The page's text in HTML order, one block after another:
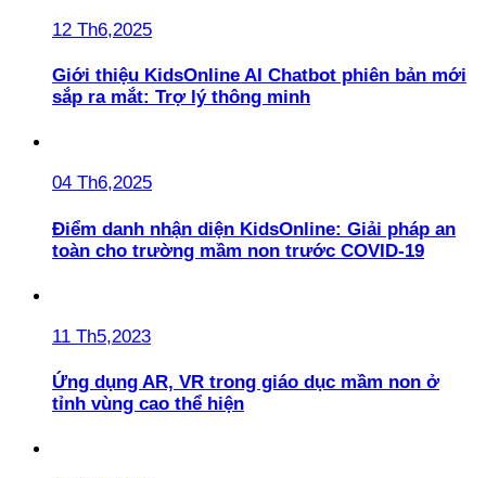
12 Th6,2025
Giới thiệu KidsOnline AI Chatbot phiên bản mới
sắp ra mắt: Trợ lý thông minh
04 Th6,2025
Điểm danh nhận diện KidsOnline: Giải pháp an
toàn cho trường mầm non trước COVID-19
11 Th5,2023
Ứng dụng AR, VR trong giáo dục mầm non ở
tỉnh vùng cao thể hiện